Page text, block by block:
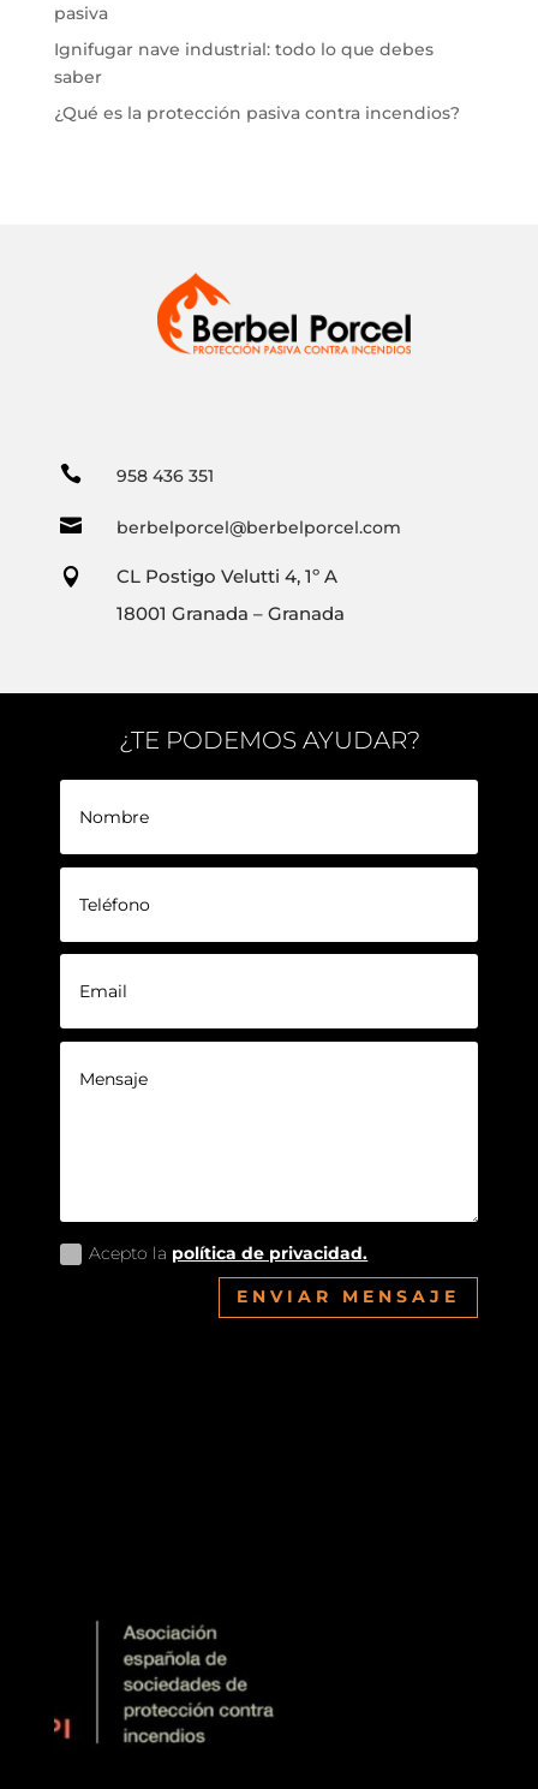
pasiva
Ignifugar nave industrial: todo lo que debes
saber
¿Qué es la protección pasiva contra incendios?
 958 436 351
 berbelporcel@berbelporcel.com

CL Postigo Velutti 4, 1º A
18001 Granada – Granada
¿TE PODEMOS AYUDAR?
Acepto la política de privacidad.
ENVIAR MENSAJE